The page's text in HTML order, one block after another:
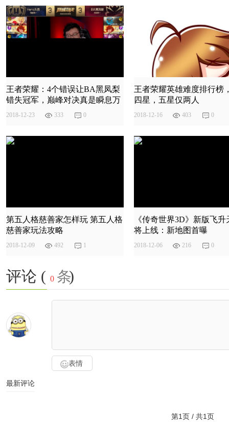
王者荣耀：4个错误让BA黑凤梨
错失冠军，巅峰对决真是瞬息万
变
2018-12-23 333 0
王者荣耀英雄难度排行榜
四星，五星仅两人
2018-12-16 403 0
第五人格慈善家怎样玩 第五人格
慈善家玩法攻略
2018-12-09 492 1
《传奇世界3D》新版飞升
将上线：新地图首曝
2018-12-06 216 0
评论 ( 0 条
)
表情
最新评论
第1页 / 共1页